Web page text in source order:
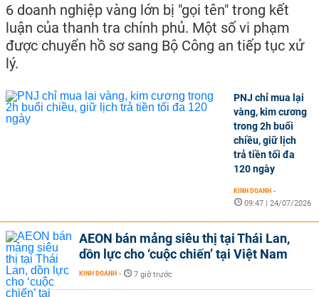
6 doanh nghiệp vàng lớn bị "gọi tên" trong kết
luận của thanh tra chính phủ. Một số vi phạm
được chuyển hồ sơ sang Bộ Công an tiếp tục xử
lý.
PNJ chỉ mua lại
vàng, kim cương
trong 2h buổi
chiều, giữ lịch
trả tiền tối đa
120 ngày
KINH DOANH -
09:47 | 24/07/2026
AEON bán mảng siêu thị tại Thái Lan,
dồn lực cho ‘cuộc chiến’ tại Việt Nam
KINH DOANH - 7 giờ trước